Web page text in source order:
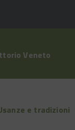
Veneto
e tradizioni